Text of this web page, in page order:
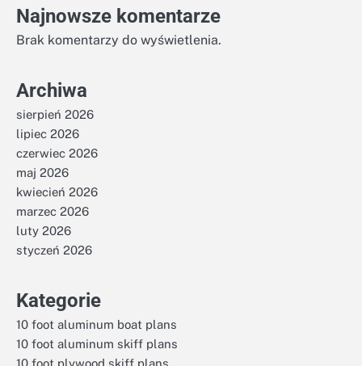
Najnowsze komentarze
Brak komentarzy do wyświetlenia.
Archiwa
sierpień 2026
lipiec 2026
czerwiec 2026
maj 2026
kwiecień 2026
marzec 2026
luty 2026
styczeń 2026
Kategorie
10 foot aluminum boat plans
10 foot aluminum skiff plans
10 foot plywood skiff plans